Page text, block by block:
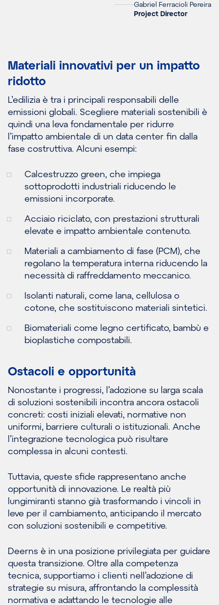
Gabriel Ferracioli Pereira
Project Director
Materiali innovativi per un impatto
ridotto
L’edilizia è tra i principali responsabili delle
emissioni globali. Scegliere materiali sostenibili è
quindi una leva fondamentale per ridurre
l’impatto ambientale di un data center fin dalla
fase costruttiva. Alcuni esempi:
Calcestruzzo green, che impiega
sottoprodotti industriali riducendo le
emissioni incorporate.
Acciaio riciclato, con prestazioni strutturali
elevate e impatto ambientale contenuto.
Materiali a cambiamento di fase (PCM), che
regolano la temperatura interna riducendo la
necessità di raffreddamento meccanico.
Isolanti naturali, come lana, cellulosa o
cotone, che sostituiscono materiali sintetici.
Biomateriali come legno certificato, bambù e
bioplastiche compostabili.
Ostacoli e opportunità
Nonostante i progressi, l’adozione su larga scala
di soluzioni sostenibili incontra ancora ostacoli
concreti: costi iniziali elevati, normative non
uniformi, barriere culturali o istituzionali. Anche
l’integrazione tecnologica può risultare
complessa in alcuni contesti.
Tuttavia, queste sfide rappresentano anche
opportunità di innovazione. Le realtà più
lungimiranti stanno già trasformando i vincoli in
leve per il cambiamento, anticipando il mercato
con soluzioni sostenibili e competitive.
Deerns è in una posizione privilegiata per guidare
questa transizione. Oltre alla competenza
tecnica, supportiamo i clienti nell’adozione di
strategie su misura, affrontando la complessità
normativa e adattando le tecnologie alle